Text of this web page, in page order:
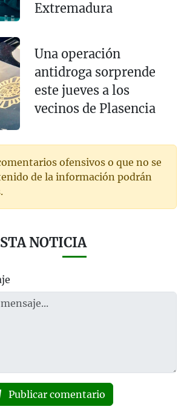
Extremadura
Una operación
antidroga sorprende
este jueves a los
vecinos de Plasencia
ofensivos o que no se
de la información podrán
NOTICIA
Publicar comentario